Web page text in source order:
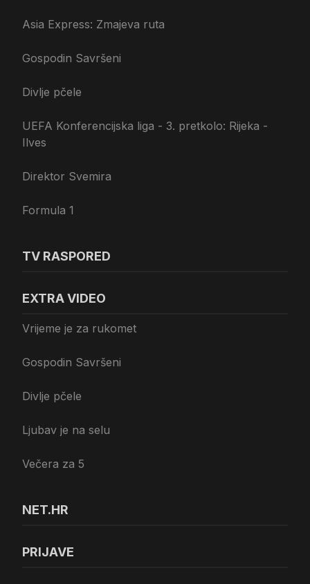
Asia Express: Zmajeva ruta
Gospodin Savršeni
Divlje pčele
UEFA Konferencijska liga - 3. pretkolo: Rijeka -
Ilves
Direktor Svemira
Formula 1
TV RASPORED
EXTRA VIDEO
Vrijeme je za rukomet
Gospodin Savršeni
Divlje pčele
Ljubav je na selu
Večera za 5
NET.HR
PRIJAVE